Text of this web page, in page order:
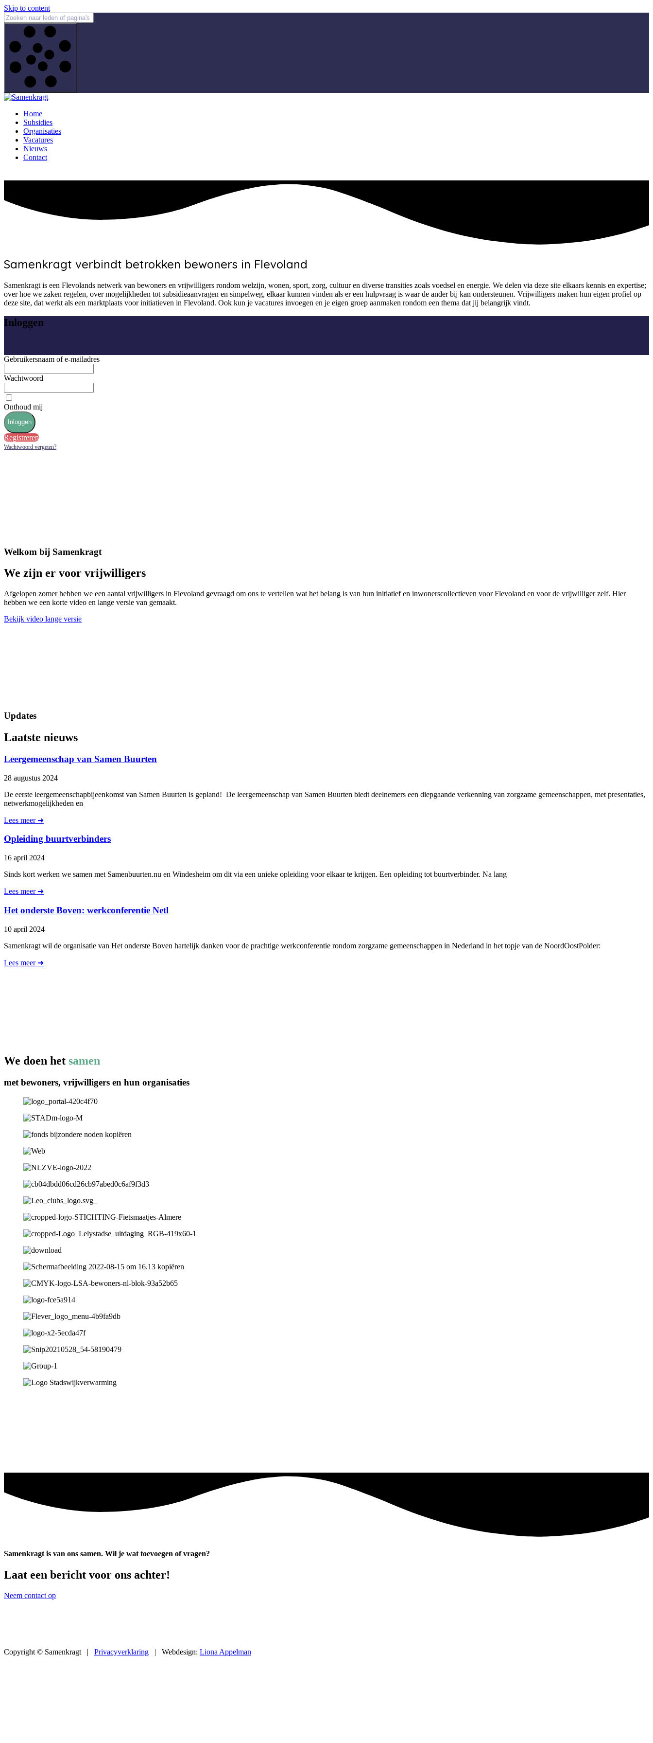
Skip to content
Home
Subsidies
Organisaties
Vacatures
Nieuws
Contact
Samenkragt verbindt betrokken bewoners in Flevoland
Samenkragt is een Flevolands netwerk van bewoners en vrijwilligers rondom welzijn, wonen, sport, zorg, cultuur en diverse transities zoals voedsel en energie. We delen via deze site elkaars kennis en expertise;
over hoe we zaken regelen, over mogelijkheden tot subsidieaanvragen en simpelweg, elkaar kunnen vinden als er een hulpvraag is waar de ander bij kan ondersteunen. Vrijwilligers maken hun eigen profiel op
deze site, dat werkt als een marktplaats voor initiatieven in Flevoland. Ook kun je vacatures invoegen en je eigen groep aanmaken rondom een thema dat jij belangrijk vindt.
Inloggen
Gebruikersnaam of e-mailadres
Wachtwoord
Onthoud mij
Inloggen
Registreren
Wachtwoord vergeten?
Welkom bij Samenkragt
We zijn er voor vrijwilligers
Afgelopen zomer hebben we een aantal vrijwilligers in Flevoland gevraagd om ons te vertellen wat het belang is van hun initiatief en inwonerscollectieven voor Flevoland en voor de vrijwilliger zelf. Hier
hebben we een korte video en lange versie van gemaakt.
Bekijk video lange versie
Updates
Laatste nieuws
Leergemeenschap van Samen Buurten
28 augustus 2024
De eerste leergemeenschapbijeenkomst van Samen Buurten is gepland! De leergemeenschap van Samen Buurten biedt deelnemers een diepgaande verkenning van zorgzame gemeenschappen, met presentaties,
netwerkmogelijkheden en
Lees meer ➜
Opleiding buurtverbinders
16 april 2024
Sinds kort werken we samen met Samenbuurten.nu en Windesheim om dit via een unieke opleiding voor elkaar te krijgen. Een opleiding tot buurtverbinder. Na lang
Lees meer ➜
Het onderste Boven: werkconferentie Netl
10 april 2024
Samenkragt wil de organisatie van Het onderste Boven hartelijk danken voor de prachtige werkconferentie rondom zorgzame gemeenschappen in Nederland in het topje van de NoordOostPolder:
Lees meer ➜
We doen het samen
met bewoners, vrijwilligers en hun organisaties
Samenkragt is van ons samen. Wil je wat toevoegen of vragen?
Laat een bericht voor ons achter!
Neem contact op
Copyright © Samenkragt | Privacyverklaring | Webdesign: Liona Appelman